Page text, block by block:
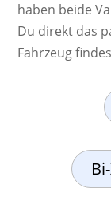
haben beide
Du direkt das
Fahrzeug